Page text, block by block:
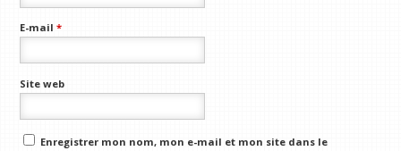
E-mail*
Site web
Enregistrer mon nom, mon e-mail et mon site dans le